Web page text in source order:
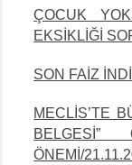
ÇOCUK
EKSİKLİĞİ
SON FAİZ
MECLİS’TE
BELGESİ”
ÖNEMİ/